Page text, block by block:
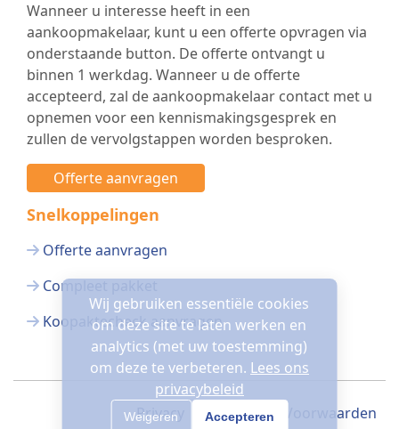
Wanneer u interesse heeft in een
aankoopmakelaar, kunt u een offerte opvragen via
onderstaande button. De offerte ontvangt u
binnen 1 werkdag. Wanneer u de offerte
accepteerd, zal de aankoopmakelaar contact met u
opnemen voor een kennismakingsgesprek en
zullen de vervolgstappen worden besproken.
Offerte aanvragen
Snelkoppelingen
Offerte aanvragen
Compleet pakket
Koopaktecheck aanvragen
Privacy Algemene Voorwaarden
Wij gebruiken essentiële cookies
om deze site te laten werken en
analytics (met uw toestemming)
om deze te verbeteren. Lees ons
privacybeleid
Weigeren Accepteren